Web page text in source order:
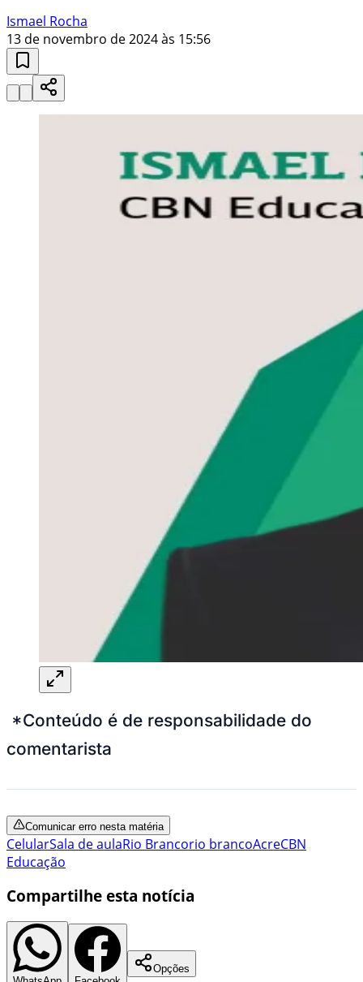
Ismael Rocha
13 de novembro de 2024 às 15:56
*Conteúdo é de responsabilidade do
comentarista
Comunicar erro nesta matéria
CelularSala de aulaRio Brancorio brancoAcreCBN
Educação
Compartilhe esta notícia
Opções